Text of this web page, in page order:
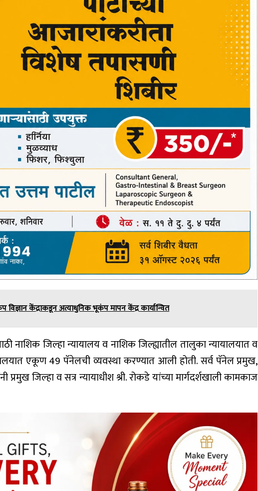
विज्ञान केंद्राकडून अत्याधुनिक भूकंप मापन केंद्र कार्यान्वित
नाशिक जिल्हा न्यायालय व नाशिक जिल्ह्यातील तालुका न्यायालयात व
एकूण 49 पॅनेलची व्यवस्था करण्यात आली होती. सर्व पॅनेल प्रमुख,
प्रमुख जिल्हा व सत्र न्यायाधीश श्री. रोकडे यांच्या मार्गदर्शखाली कामकाज